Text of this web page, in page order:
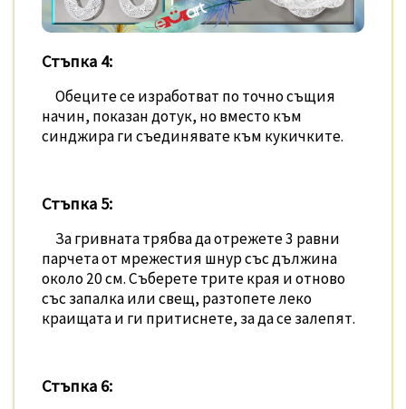
Стъпка 4:
Обеците се изработват по точно същия
начин, показан дотук, но вместо към
синджира ги съединявате към кукичките.
Стъпка 5:
За гривната трябва да отрежете 3 равни
парчета от мрежестия шнур със дължина
около 20 см. Съберете трите края и отново
със запалка или свещ, разтопете леко
краищата и ги притиснете, за да се залепят.
Стъпка 6: